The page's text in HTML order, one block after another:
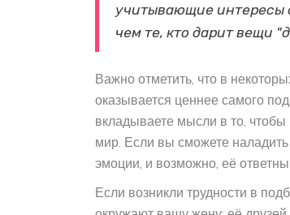
учитывающие интересы
чем те, кто дарит вещи
Важно отметить, что в
оказывается ценнее самого
вкладываете мысли в то,
мир. Если вы сможете
эмоции, и возможно, её
Если возникли трудности в